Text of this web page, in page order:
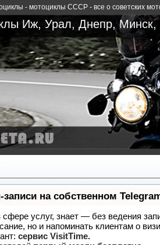
- мотоциклы СССР - все о советских
Иж, Урал, Днепр, Минск,
на собственном
сфере услуг, знает — без ведения
но и напоминать клиентам о
сервис VisitTime.